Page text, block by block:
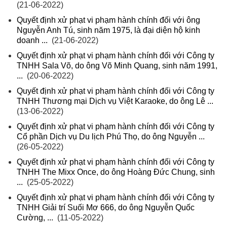
(21-06-2022)
Quyết định xử phạt vi phạm hành chính đối với ông
Nguyễn Anh Tú, sinh năm 1975, là đại diện hộ kinh
doanh ... (21-06-2022)
Quyết định xử phạt vi phạm hành chính đối với Công ty
TNHH Sala Võ, do ông Võ Minh Quang, sinh năm 1991,
... (20-06-2022)
Quyết định xử phạt vi phạm hành chính đối với Công ty
TNHH Thương mại Dịch vụ Việt Karaoke, do ông Lê ...
(13-06-2022)
Quyết định xử phạt vi phạm hành chính đối với Công ty
Cổ phần Dịch vụ Du lịch Phú Thọ, do ông Nguyễn ...
(26-05-2022)
Quyết định xử phạt vi phạm hành chính đối với Công ty
TNHH The Mixx Once, do ông Hoàng Đức Chung, sinh
... (25-05-2022)
Quyết định xử phạt vi phạm hành chính đối với Công ty
TNHH Giải trí Suối Mơ 666, do ông Nguyễn Quốc
Cường, ... (11-05-2022)